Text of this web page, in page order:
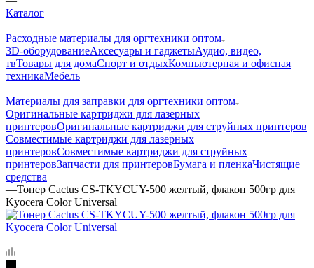
Каталог
—
Расходные материалы для оргтехники оптом
3D-оборудованиеАксесуары и гаджетыАудио, видео,
твТовары для домаСпорт и отдыхКомпьютерная и офисная
техникаМебель
—
Материалы для заправки для оргтехники оптом
Оригинальные картриджи для лазерных
принтеровОригинальные картриджи для струйных принтеров
Совместимые картриджи для лазерных
принтеровСовместимые картриджи для струйных
принтеровЗапчасти для принтеровБумага и пленкаЧистящие
средства
—Тонер Cactus CS-TKYCUY-500 желтый, флакон 500гр для
Kyocera Color Universal